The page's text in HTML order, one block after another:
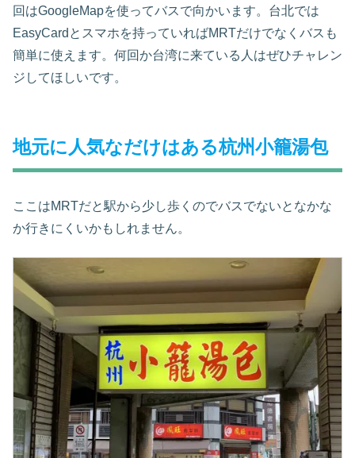
回はGoogleMapを使ってバスで向かいます。台北では
EasyCardとスマホを持っていればMRTだけでなくバスも
簡単に使えます。何回か台湾に来ている人はぜひチャレン
ジしてほしいです。
地元に人気なだけはある杭州小籠湯包
ここはMRTだと駅から少し歩くのでバスでないとなかな
か行きにくいかもしれません。